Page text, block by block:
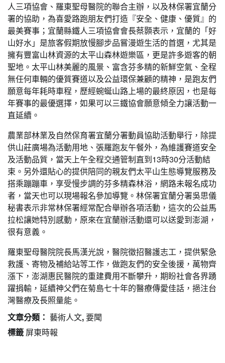
人三項協會、羅東聖母醫院的聯合主辦，以及林保署宜蘭分
署的協助，為喜愛路跑朋友們打造『安全、健康、優質』的
最美賽事；宜蘭縣鐵人三項協會會長蔡顥表示，宜蘭的「好
山好水」是旅客假期放慢腳步品嘗漫遊生活的首選，尤其是
擁有豐富山林資源的太平山森林遊樂區，更是許多遊客的朝
聖地。太平山林美麗的風景、富含芬多精的新鮮空氣、全程
無任何車輛的優質賽道以及公益環保兼顧的精神，是跑友們
願意每年耗時車程，歷經蜿蜒山路上場的最終原因，也是每
年賽事的最優選擇，如果可以三鐵協會願意傾全力讓活動一
直延續。
農業部林業及自然保育署宜蘭分署動員協助活動舉行，除提
供山莊廣場為活動用地、張羅跑友午餐外，為維護賽道安全
及活動品質，當天上午全程交通管制直到13時30分活動結
束。另外還貼心的提供陪同的親友們太平山生態導覽服務及
搭乘蹦蹦車，享受慢步調的芬多精森林浴，網路未報名成功
者，當天也可以現場報名參加導覽。林保署宜蘭分署吳思儀
秘書表示非常林保署經常配合舉辦各項活動，這次的公益馬
拉松讓她特別感動，原來在宜蘭辦活動還可以送愛到澎湖，
很有意義。
羅東聖母醫院院長馬漢光說，醫院徵招醫護志工，提供緊急
救護、寄物及補給站等工作，做跑友們的安全後援，萬物齊
漲下，澎湖惠民醫院的重建費用不斷攀升，期盼社會各界踴
躍捐輸，延續神父們在菊島七十年的醫療傳愛佳話，挹注台
灣醫療及長照量能。
文章分類： 藝術人文,要聞
標籤 屏東時報